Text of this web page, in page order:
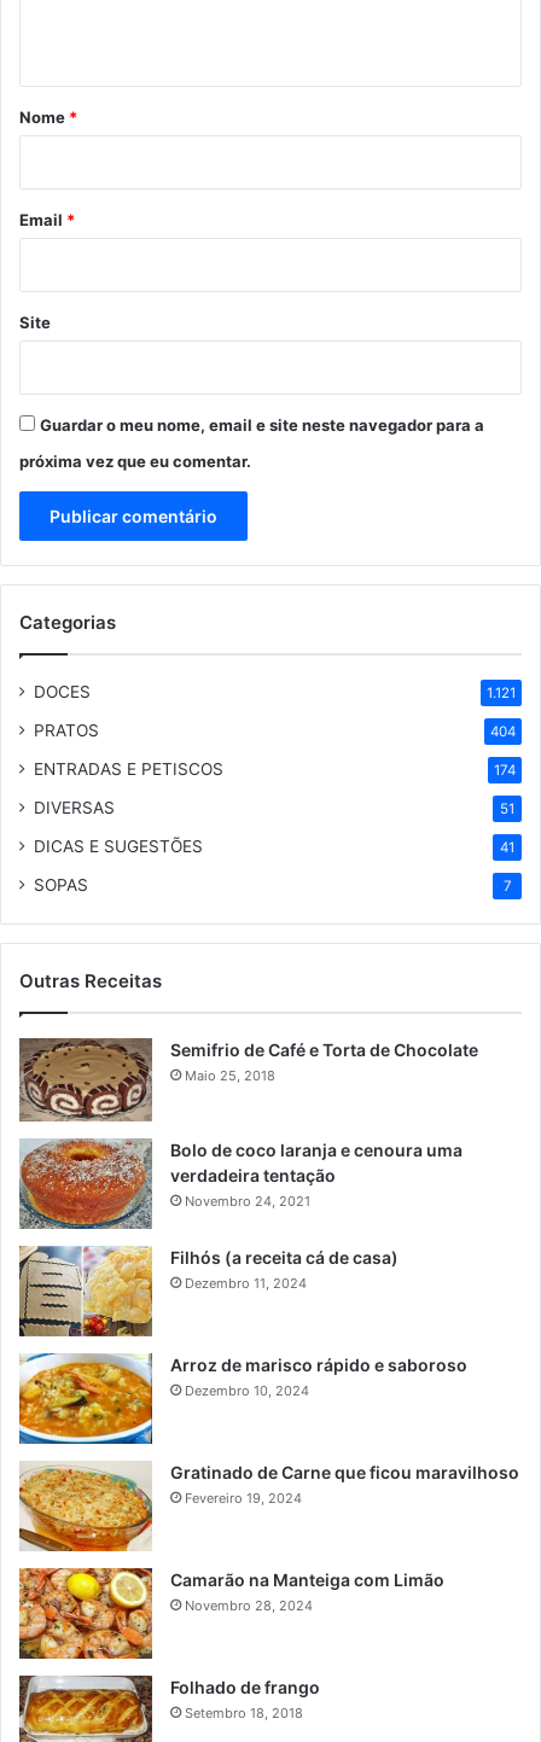
r
*
Nome *
Email *
Site
Guardar o meu nome, email e site neste navegador para a
próxima vez que eu comentar.
Categorias
DOCES 1.121
PRATOS 404
ENTRADAS E PETISCOS 174
DIVERSAS 51
DICAS E SUGESTÕES 41
SOPAS 7
Outras Receitas
Semifrio de Café e Torta de Chocolate
Maio 25, 2018
Bolo de coco laranja e cenoura uma
verdadeira tentação
Novembro 24, 2021
Filhós (a receita cá de casa)
Dezembro 11, 2024
Arroz de marisco rápido e saboroso
Dezembro 10, 2024
Gratinado de Carne que ficou maravilhoso
Fevereiro 19, 2024
Camarão na Manteiga com Limão
Novembro 28, 2024
Folhado de frango
Setembro 18, 2018